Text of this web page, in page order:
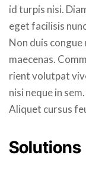
id turpis nisi.
eget facilisis
Non duis congue
maecenas.
rient volutpat
nisi neque in
Aliquet cursus
Solutions